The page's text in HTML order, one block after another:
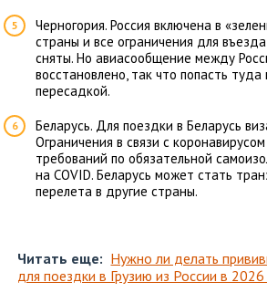
Черногория. Россия включена в
страны и все ограничения для
сняты. Но авиасообщение между
восстановлено, так что попасть
пересадкой.
Беларусь. Для поездки в Беларусь
Ограничения в связи с
требований по обязательной
на COVID. Беларусь может стать
перелета в другие страны.
Читать еще: Нужно ли делать
для поездки в Грузию из России в